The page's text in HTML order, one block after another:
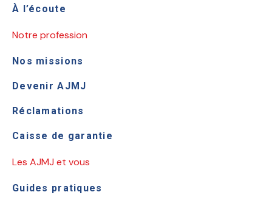
À l’écoute
Notre profession
Nos missions
Devenir AJMJ
Réclamations
Caisse de garantie
Les AJMJ et vous
Guides pratiques